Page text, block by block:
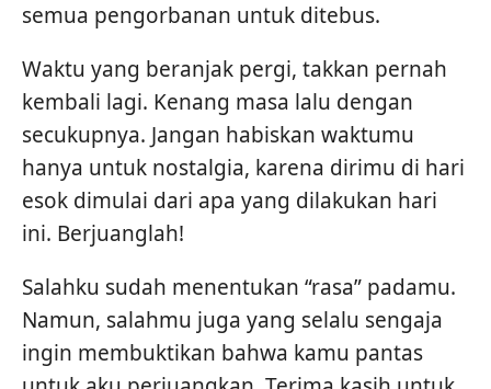
semua pengorbanan untuk ditebus.
Waktu yang beranjak pergi, takkan pernah
kembali lagi. Kenang masa lalu dengan
secukupnya. Jangan habiskan waktumu
hanya untuk nostalgia, karena dirimu di hari
esok dimulai dari apa yang dilakukan hari
ini. Berjuanglah!
Salahku sudah menentukan “rasa” padamu.
Namun, salahmu juga yang selalu sengaja
ingin membuktikan bahwa kamu pantas